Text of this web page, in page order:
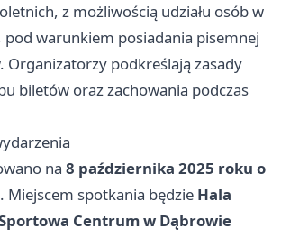
z możliwością udziału osób w
warunkiem posiadania pisemnej
Organizatorzy podkreślają zasady
biletów oraz zachowania podczas
na 8 października 2025 roku o
. Miejscem spotkania będzie Hala
Centrum w Dąbrowie